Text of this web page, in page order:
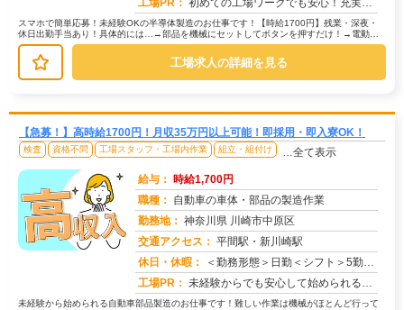
工場PR： 初めての工場ワークでも安心！充実の研修制度と先輩スタッフのサポートで、未経験からでも安心してスタートできます。→ ...
スマホで簡単応募！未経験OKの半導体製造のお仕事です！【時給1700円】残業・深夜・
休日出勤手当あり！具体的には…→部品を機械にセットしてボタンを押すだけ！→電動ド
ライバーで部品を組み付ける作業...
工場求人の詳細を見る
【急募！】高時給1700円！月収35万円以上可能！即採用・即入寮OK！
検査 資格不問 工場スタッフ・工場内作業 組立・組付け …全て表示
給与： 時給1,700円
職種： 自動車の車体・部品の製造作業
勤務地： 神奈川県 川崎市中原区
交通アクセス： 平間駅・新川崎駅
休日・休暇：
＜勤務形態＞日勤＜シフト＞5勤２休＜休日＞土日長期休暇GW 夏季 年末年始
工場PR： 未経験からでも安心して始められるお仕事です！→ 経験・学歴・スキルは一切不問です！未経験で活躍している方が多数いま...
未経験から始められる自動車部品製造のお仕事です！難しい作業は機械がほとんど行って